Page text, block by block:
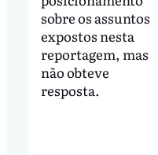
sobre os assuntos
expostos nesta
reportagem, mas
não obteve
resposta.